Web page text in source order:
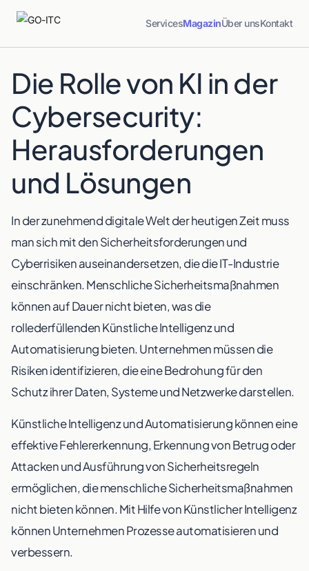
ServicesMagazinÜber unsKontakt
Die Rolle von KI in der
Cybersecurity:
Herausforderungen
und Lösungen
In der zunehmend digitale Welt der heutigen Zeit muss
man sich mit den Sicherheitsforderungen und
Cyberrisiken auseinandersetzen, die die IT-Industrie
einschränken. Menschliche Sicherheitsmaßnahmen
können auf Dauer nicht bieten, was die
rollederfüllenden Künstliche Intelligenz und
Automatisierung bieten. Unternehmen müssen die
Risiken identifizieren, die eine Bedrohung für den
Schutz ihrer Daten, Systeme und Netzwerke darstellen.
Künstliche Intelligenz und Automatisierung können eine
effektive Fehlererkennung, Erkennung von Betrug oder
Attacken und Ausführung von Sicherheitsregeln
ermöglichen, die menschliche Sicherheitsmaßnahmen
nicht bieten können. Mit Hilfe von Künstlicher Intelligenz
können Unternehmen Prozesse automatisieren und
verbessern.